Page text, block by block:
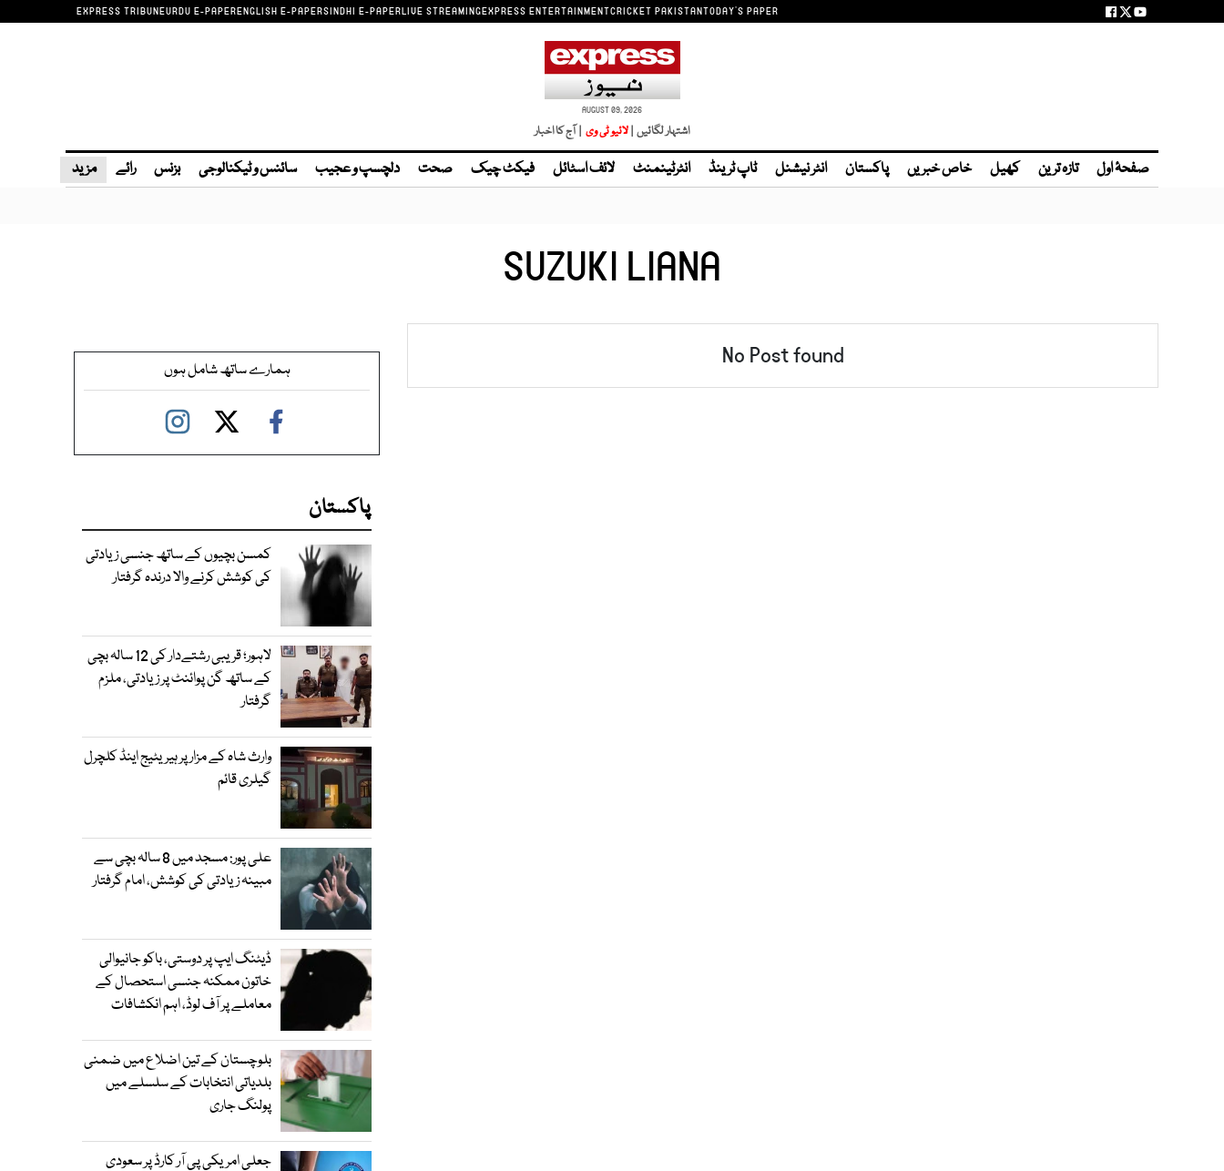
EXPRESS TRIBUNEURDU E-PAPERENGLISH E-PAPERSINDHI E-PAPERLIVE STREAMINGEXPRESS ENTERTAINMENTCRICKET PAKISTANTODAY'S PAPER
AUGUST 09, 2026
اشتہار لگائیں |لائیو ٹی وی | آج کا اخبار
صفحۂ اول تازہ ترین کھیل خاص خبریں پاکستان انٹر نیشنل ٹاپ ٹرینڈ انٹرٹینمنٹ لائف اسٹائل فیکٹ چیک صحت دلچسپ و عجیب سائنس و ٹیکنالوجی بزنس رائے مزید
SUZUKI LIANA
No Post found ہمارے ساتھ شامل ہوں
پاکستان
کمسن بچیوں کے ساتھ جنسی زیادتی
کی کوشش کرنے والا درندہ گرفتار
لاہور؛ قریبی رشتےدار کی 12 سالہ بچی
کے ساتھ گن پوائنٹ پر زیادتی، ملزم
گرفتار
وارث شاہ کے مزار پر ہیریٹیج اینڈ کلچرل
گیلری قائم
علی پور: مسجد میں 8 سالہ بچی سے
مبینہ زیادتی کی کوشش، امام گرفتار
ڈیٹنگ ایپ پر دوستی، باکو جانیوالی
خاتون ممکنہ جنسی استحصال کے
معاملے پر آف لوڈ، اہم انکشافات
بلوچستان کے تین اضلاع میں ضمنی
بلدیاتی انتخابات کے سلسلے میں
پولنگ جاری
جعلی امریکی پی آر کارڈ پر سعودی